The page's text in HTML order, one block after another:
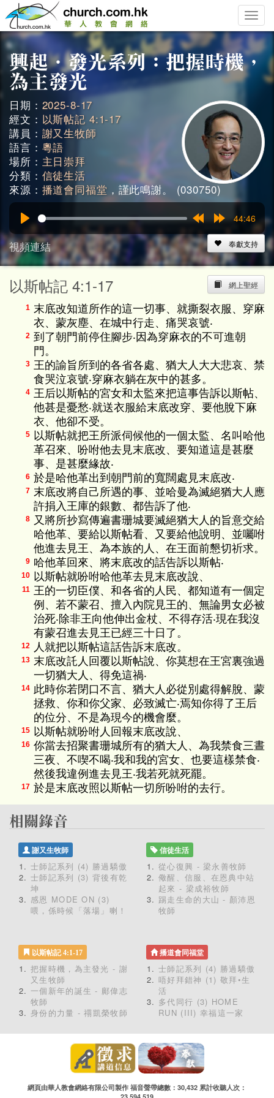
Toggle
日期： 2025-8-17
經文： 以斯帖記 4:1-17
講員： 謝又生牧師
語言： 粵語
場所： 主日崇拜
分類： 信徒生活
來源： 播道會同福堂 ，謹此鳴謝。 (030750)
15s
15s
44:46
視頻連結 奉獻支持
網上聖經
以斯帖記 4:1-17
1 末底改知道所作的這一切事、就撕裂衣服、穿麻
衣、蒙灰塵、在城中行走、痛哭哀號‧
2 到了朝門前停住腳步‧因為穿麻衣的不可進朝
門。
3 王的諭旨所到的各省各處、猶大人大大悲哀、禁
食哭泣哀號‧穿麻衣躺在灰中的甚多。
4 王后以斯帖的宮女和太監來把這事告訴以斯帖、
他甚是憂愁‧就送衣服給末底改穿、要他脫下麻
衣、他卻不受。
5 以斯帖就把王所派伺候他的一個太監、名叫哈他
革召來、吩咐他去見末底改、要知道這是甚麼
事、是甚麼緣故‧
6 於是哈他革出到朝門前的寬闊處見末底改‧
7 末底改將自己所遇的事、並哈曼為滅絕猶大人應
許捐入王庫的銀數、都告訴了他‧
8 又將所抄寫傳遍書珊城要滅絕猶大人的旨意交給
哈他革、要給以斯帖看、又要給他說明、並囑咐
他進去見王、為本族的人、在王面前懇切祈求。
9 哈他革回來、將末底改的話告訴以斯帖‧
10 以斯帖就吩咐哈他革去見末底改說、
11 王的一切臣僕、和各省的人民、都知道有一個定
例、若不蒙召、擅入內院見王的、無論男女必被
治死‧除非王向他伸出金杖、不得存活‧現在我沒
有蒙召進去見王已經三十日了。
12 人就把以斯帖這話告訴末底改。
13 末底改託人回覆以斯帖說、你莫想在王宮裏強過
一切猶大人、得免這禍‧
14 此時你若閉口不言、猶大人必從別處得解脫、蒙
拯救、你和你父家、必致滅亡‧焉知你得了王后
的位分、不是為現今的機會麼。
15 以斯帖就吩咐人回報末底改說、
16 你當去招聚書珊城所有的猶大人、為我禁食三晝
三夜、不喫不喝‧我和我的宮女、也要這樣禁食‧
然後我違例進去見王‧我若死就死罷。
17 於是末底改照以斯帖一切所吩咐的去行。
謝又生牧師
士師記系列 (4) 勝過驕傲
士師記系列 (3) 背後有乾
坤
感恩 MODE ON (3)
喂，係時候「落場」喇！
信徒生活
從心復興 - 梁永善牧師
儆醒、信服、在恩典中站
起來 - 梁成裕牧師
踢走生命的大山 - 顏沛恩
牧師
以斯帖記 4:1-17
把握時機，為主發光 - 謝
又生牧師
一個新年的誕生 - 鄺偉志
牧師
身份的力量 - 禤凱榮牧師
播道會同福堂
士師記系列 (4) 勝過驕傲
唔好拜錯神 (1) 敬拜•生
活
多代同行 (3) HOME
RUN (III) 幸福這一家
網頁由華人教會網絡有限公司製作 福音聲帶總數：30,432 累計收聽人次：